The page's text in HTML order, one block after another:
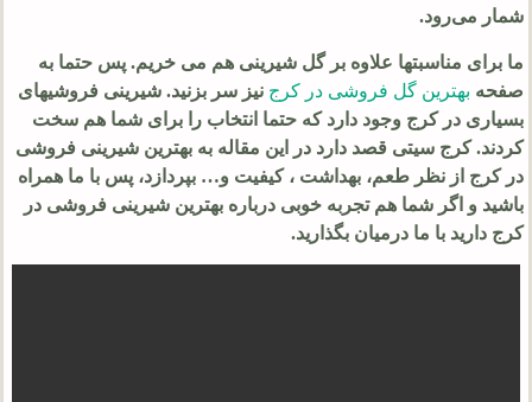
شمار می‌رود.
ما برای مناسبتها علاوه بر گل شیرینی هم می خریم. پس حتما به
صفحه بهترین گل فروشی در کرج نیز سر بزنید. شیرینی فروشیهای
بسیاری در کرج وجود دارد که حتما انتخاب را برای شما هم سخت
کردند. کرج سیتی قصد دارد در این مقاله به بهترین شیرینی فروشی
در کرج از نظر طعم، بهداشت ، کیفیت و… بپردازد، پس با ما همراه
باشید و اگر شما هم تجربه خوبی درباره بهترین شیرینی فروشی در
کرج دارید با ما درمیان بگذارید.